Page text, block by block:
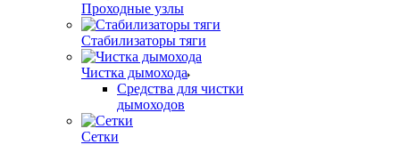
Проходные узлы
Стабилизаторы тяги
Чистка дымохода
Средства для чистки
дымоходов
Сетки